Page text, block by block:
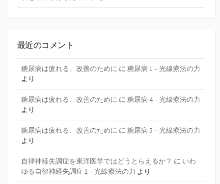
最近のコメント
糖尿病は疲れる、改善のために に 糖尿病 1 – 光線療法の力
より
糖尿病は疲れる、改善のために に 糖尿病 4 – 光線療法の力
より
糖尿病は疲れる、改善のために に 糖尿病 5 – 光線療法の力
より
自律神経失調症を東洋医学ではどうとらえるか？ に いわ
ゆる自律神経失調症 1 – 光線療法の力 より